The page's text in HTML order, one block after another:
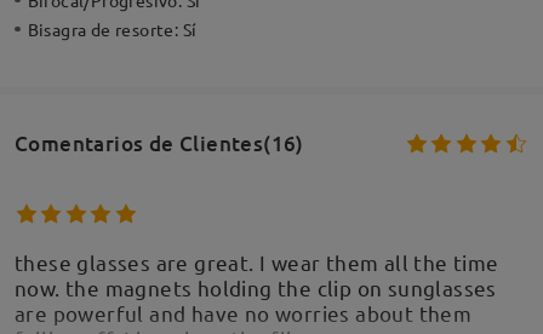
Bisagra de resorte: Sí
Comentarios de Clientes(16)
these glasses are great. I wear them all the time
now. the magnets holding the clip on sunglasses
are powerful and have no worries about them